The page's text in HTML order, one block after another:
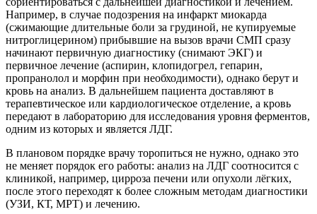
Например, в случае подозрения на инфаркт миокарда
(сжимающие длительные боли за грудиной, не купируемые
нитроглицерином) прибывшие на вызов врачи СМП сразу
начинают первичную диагностику (снимают ЭКГ) и
первичное лечение (аспирин, клопидогрел, гепарин,
пропранолол и морфин при необходимости), однако берут и
кровь на анализ. В дальнейшем пациента доставляют в
терапевтическое или кардиологическое отделение, а кровь
передают в лабораторию для исследования уровня ферментов,
одним из которых и является ЛДГ.
В плановом порядке врачу торопиться не нужно, однако это
не меняет порядок его работы: анализ на ЛДГ соотносится с
клиникой, например, цирроза печени или опухоли лёгких,
после этого переходят к более сложным методам диагностики
(УЗИ, КТ, МРТ) и лечению.